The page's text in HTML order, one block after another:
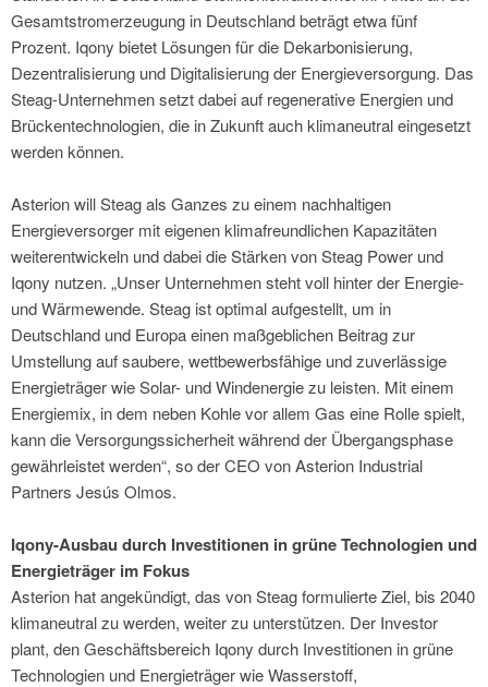
Gesamtstromerzeugung in Deutschland beträgt etwa fünf
Prozent. Iqony bietet Lösungen für die Dekarbonisierung,
Dezentralisierung und Digitalisierung der Energieversorgung. Das
Steag-Unternehmen setzt dabei auf regenerative Energien und
Brückentechnologien, die in Zukunft auch klimaneutral eingesetzt
werden können.
Asterion will Steag als Ganzes zu einem nachhaltigen
Energieversorger mit eigenen klimafreundlichen Kapazitäten
weiterentwickeln und dabei die Stärken von Steag Power und
Iqony nutzen. „Unser Unternehmen steht voll hinter der Energie-
und Wärmewende. Steag ist optimal aufgestellt, um in
Deutschland und Europa einen maßgeblichen Beitrag zur
Umstellung auf saubere, wettbewerbsfähige und zuverlässige
Energieträger wie Solar- und Windenergie zu leisten. Mit einem
Energiemix, in dem neben Kohle vor allem Gas eine Rolle spielt,
kann die Versorgungssicherheit während der Übergangsphase
gewährleistet werden“, so der CEO von Asterion Industrial
Partners Jesús Olmos.
Iqony-Ausbau durch Investitionen in grüne Technologien und
Energieträger im Fokus
Asterion hat angekündigt, das von Steag formulierte Ziel, bis 2040
klimaneutral zu werden, weiter zu unterstützen. Der Investor
plant, den Geschäftsbereich Iqony durch Investitionen in grüne
Technologien und Energieträger wie Wasserstoff,